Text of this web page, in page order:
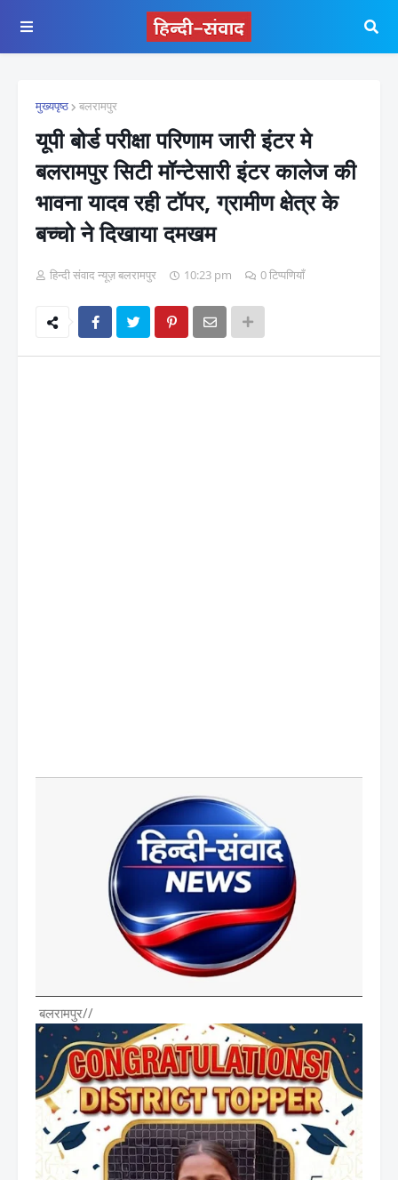
मुख्यपृष्ठ बलरामपुर
यूपी बोर्ड परीक्षा परिणाम जारी इंटर मे
बलरामपुर सिटी मॉन्टेसारी इंटर कालेज की
भावना यादव रही टॉपर, ग्रामीण क्षेत्र के
बच्चो ने दिखाया दमखम
हिन्दी संवाद न्यूज़ बलरामपुर 10:23 pm 0 टिप्पणियाँ
बलरामपुर//